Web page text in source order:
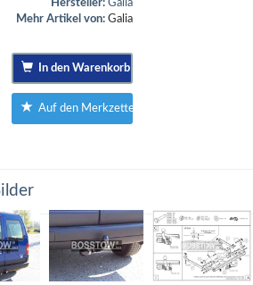
Hersteller: Galia
Mehr Artikel von: Galia
In den Warenkorb
Auf den Merkzettel